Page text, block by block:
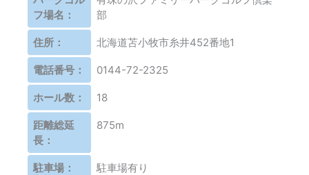
フ場名：
部
住所： 北海道苫小牧市糸井452番地1
電話番号： 0144-72-2325
ホール数： 18
距離総延
長：
875m
駐車場： 駐車場有り